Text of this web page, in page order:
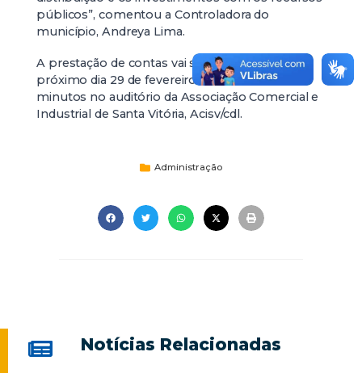
públicos”, comentou a Controladora do
município, Andreya Lima.
A prestação de contas vai ser realizada no
próximo dia 29 de fevereiro às 18 horas e 30
minutos no auditório da Associação Comercial e
Industrial de Santa Vitória, Acisv/cdl.
Administração
Notícias Relacionadas